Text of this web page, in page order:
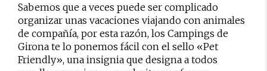
Sabemos que a veces puede ser complicado
organizar unas vacaciones viajando con animales
de compañía, por esta razón, los Campings de
Girona te lo ponemos fácil con el sello «Pet
Friendly», una insignia que designa a todos